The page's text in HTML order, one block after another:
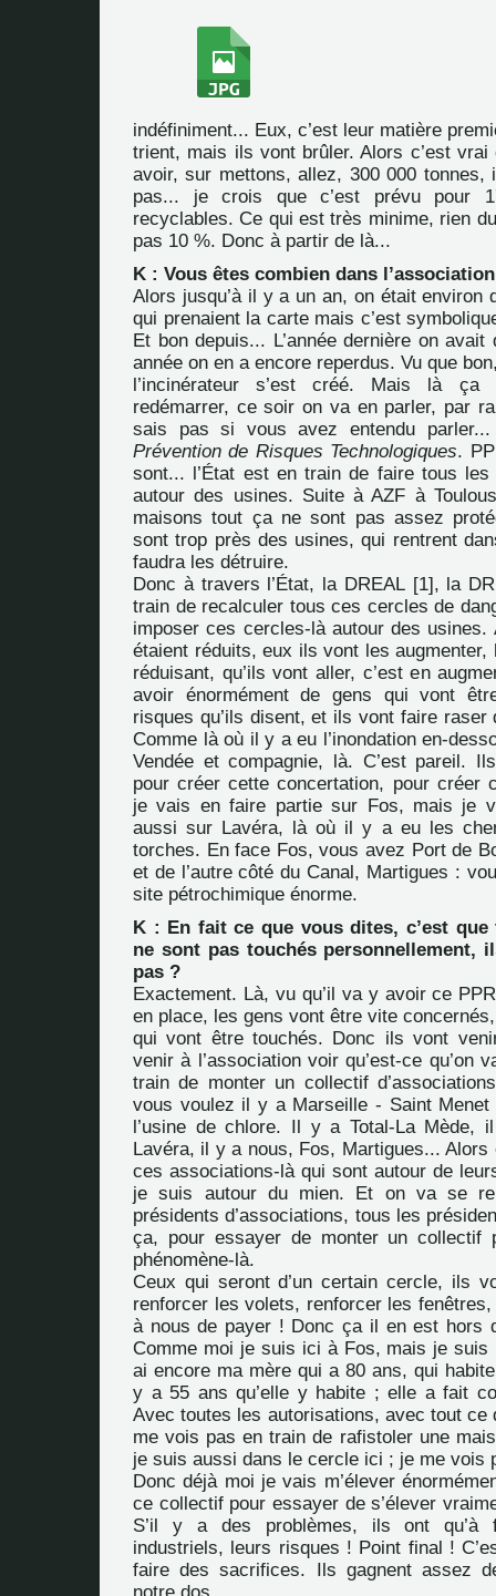
indéfiniment... Eux, c’est leur matière
trient, mais ils vont brûler. Alors c’est
avoir, sur mettons, allez, 300 000 tonnes,
pas... je crois que c’est prévu pour
recyclables. Ce qui est très minime, rien
pas 10 %. Donc à partir de là...
K : Vous êtes combien dans
Alors jusqu’à il y a un an, on était environ
qui prenaient la carte mais c’est
Et bon depuis... L’année dernière on
année on en a encore reperdus. Vu que
l’incinérateur s’est créé. Mais là
redémarrer, ce soir on va en parler, par
sais pas si vous avez entendu
Prévention de Risques Technologiques.
sont... l’État est en train de faire tous
autour des usines. Suite à AZF à
maisons tout ça ne sont pas assez
sont trop près des usines, qui rentrent
faudra les détruire.
Donc à travers l’État, la DREAL[1], la
train de recalculer tous ces cercles de
imposer ces cercles-là autour des
étaient réduits, eux ils vont les augmenter,
réduisant, qu’ils vont aller, c’est en
avoir énormément de gens qui vont
risques qu’ils disent, et ils vont faire raser
Comme là où il y a eu l’inondation en-
Vendée et compagnie, là. C’est pareil.
pour créer cette concertation, pour créer
je vais en faire partie sur Fos, mais je
aussi sur Lavéra, là où il y a eu les
torches. En face Fos, vous avez Port de
et de l’autre côté du Canal, Martigues :
site pétrochimique énorme.
K : En fait ce que vous dites, c’est
ne sont pas touchés personnellement,
pas ?
Exactement. Là, vu qu’il va y avoir ce
en place, les gens vont être vite
qui vont être touchés. Donc ils vont
venir à l’association voir qu’est-ce qu’on
train de monter un collectif d’associations
vous voulez il y a Marseille - Saint
l’usine de chlore. Il y a Total-La
Lavéra, il y a nous, Fos, Martigues... Alors
ces associations-là qui sont autour de
je suis autour du mien. Et on va se
présidents d’associations, tous les
ça, pour essayer de monter un collectif
phénomène-là.
Ceux qui seront d’un certain cercle, ils
renforcer les volets, renforcer les
à nous de payer ! Donc ça il en est hors
Comme moi je suis ici à Fos, mais je suis
ai encore ma mère qui a 80 ans, qui
y a 55 ans qu’elle y habite ; elle a fait
Avec toutes les autorisations, avec tout ce
me vois pas en train de rafistoler une
je suis aussi dans le cercle ici ; je me vois
Donc déjà moi je vais m’élever
ce collectif pour essayer de s’élever
S’il y a des problèmes, ils ont qu’à
industriels, leurs risques ! Point final !
faire des sacrifices. Ils gagnent assez